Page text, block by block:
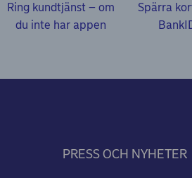
Ring kundtjänst – om
du inte har appen
Spärra
PRESS OCH NYHETER